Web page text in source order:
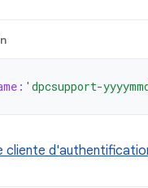
'dpcsupport-
cliente